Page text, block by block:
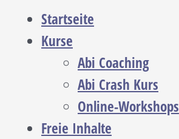
Startseite
Kurse
Abi Coaching
Abi Crash Kurs
Online-Workshops
Freie Inhalte